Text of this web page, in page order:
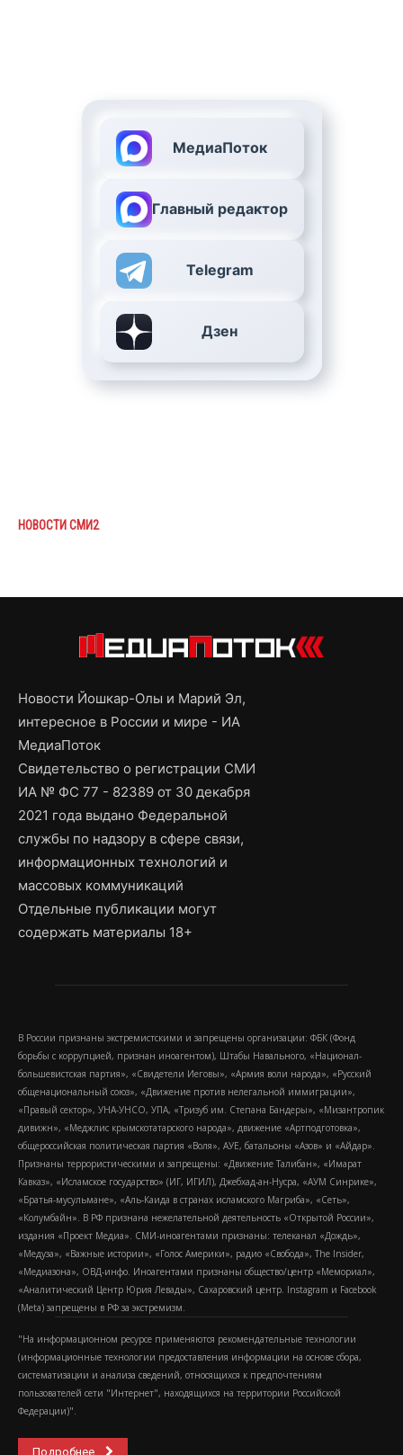
МедиаПоток
Главный редактор
Telegram
Дзен
НОВОСТИ СМИ2
Новости Йошкар-Олы и Марий Эл,
интересное в России и мире - ИА
МедиаПоток
Свидетельство о регистрации СМИ
ИА № ФС 77 - 82389 от 30 декабря
2021 года выдано Федеральной
службы по надзору в сфере связи,
информационных технологий и
массовых коммуникаций
Отдельные публикации могут
содержать материалы 18+
В России признаны экстремистскими и запрещены организации: ФБК (Фонд
борьбы с коррупцией, признан иноагентом), Штабы Навального, «Национал-
большевистская партия», «Свидетели Иеговы», «Армия воли народа», «Русский
общенациональный союз», «Движение против нелегальной иммиграции»,
«Правый сектор», УНА-УНСО, УПА, «Тризуб им. Степана Бандеры», «Мизантропик
дивижн», «Меджлис крымскотатарского народа», движение «Артподготовка»,
общероссийская политическая партия «Воля», АУЕ, батальоны «Азов» и «Айдар».
Признаны террористическими и запрещены: «Движение Талибан», «Имарат
Кавказ», «Исламское государство» (ИГ, ИГИЛ), Джебхад-ан-Нусра, «АУМ Синрике»,
«Братья-мусульмане», «Аль-Каида в странах исламского Магриба», «Сеть»,
«Колумбайн». В РФ признана нежелательной деятельность «Открытой России»,
издания «Проект Медиа». СМИ-иноагентами признаны: телеканал «Дождь»,
«Медуза», «Важные истории», «Голос Америки», радио «Свобода», The Insider,
«Медиазона», ОВД-инфо. Иноагентами признаны общество/центр «Мемориал»,
«Аналитический Центр Юрия Левады», Сахаровский центр. Instagram и Facebook
(Metа) запрещены в РФ за экстремизм.
"На информационном ресурсе применяются рекомендательные технологии
(информационные технологии предоставления информации на основе сбора,
систематизации и анализа сведений, относящихся к предпочтениям
пользователей сети "Интернет", находящихся на территории Российской
Федерации)".
Подробнее